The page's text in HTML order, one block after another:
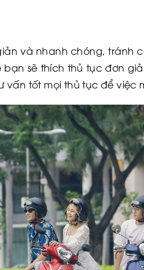
và nhanh chóng, tránh
sẽ thích thủ tục đơn
tốt mọi thủ tục để việc